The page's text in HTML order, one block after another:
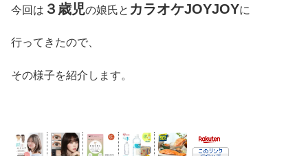
今回は ３歳児の娘氏と カラオケJOYJOYに
行ってきたので、
その様子を紹介します。